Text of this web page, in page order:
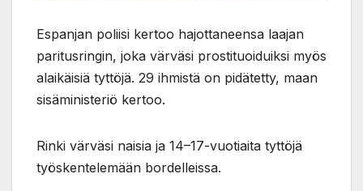
Espanjan poliisi kertoo hajottaneensa laajan
paritusringin, joka värväsi prostituoiduiksi myös
alaikäisiä tyttöjä. 29 ihmistä on pidätetty, maan
sisäministeriö kertoo.
Rinki värväsi naisia ja 14–17-vuotiaita tyttöjä
työskentelemään bordelleissa.